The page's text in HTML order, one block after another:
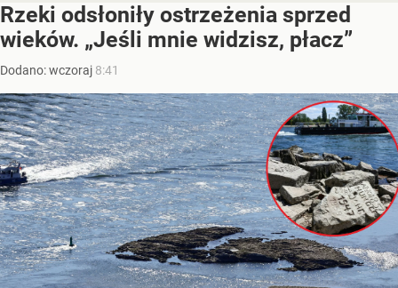
Rzeki odsłoniły ostrzeżenia sprzed
wieków. „Jeśli mnie widzisz, płacz”
Dodano:wczoraj 8:41